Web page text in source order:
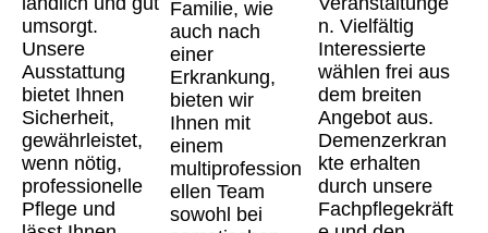
umsorgt.
Unsere
Ausstattung
bietet Ihnen
Sicherheit,
gewährleistet,
wenn nötig,
professionelle
Pflege und
Familie, wie
auch nach
einer
Erkrankung,
bieten wir
Ihnen mit
einem
multiprofession
ellen Team
sowohl bei
n. Vielfältig
Interessierte
wählen frei aus
dem breiten
Angebot aus.
Demenzerkran
kte erhalten
durch unsere
Fachpflegekräft